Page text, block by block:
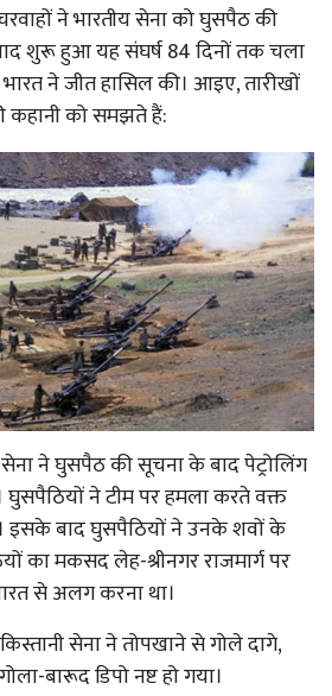
ने भारतीय सेना को घुसपैठ की
शुरू हुआ यह संघर्ष 84 दिनों तक चला
ने जीत हासिल की। आइए, तारीखों
कहानी को समझते हैं:
ने घुसपैठ की सूचना के बाद पेट्रोलिंग
घुसपैठियों ने टीम पर हमला करते वक्त
इसके बाद घुसपैठियों ने उनके शवों के
का मकसद लेह-श्रीनगर राजमार्ग पर
से अलग करना था।
सेना ने तोपखाने से गोले दागे,
बारूद डिपो नष्ट हो गया।